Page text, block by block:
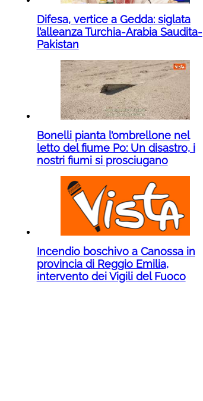
Difesa, vertice a Gedda: siglata
l’alleanza Turchia-Arabia Saudita-
Pakistan
Bonelli pianta l’ombrellone nel
letto del fiume Po: Un disastro, i
nostri fiumi si prosciugano
Incendio boschivo a Canossa in
provincia di Reggio Emilia,
intervento dei Vigili del Fuoco